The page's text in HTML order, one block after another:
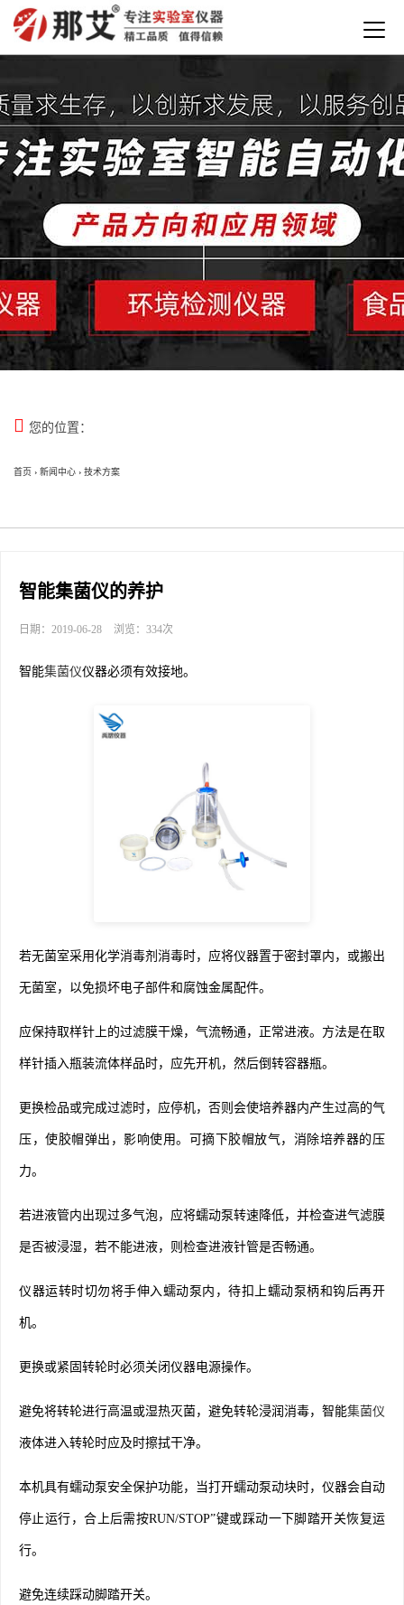
 您的位置：
首页 › 新闻中心 › 技术方案
智能集菌仪的养护
日期：2019-06-28 浏览：334次
智能集菌仪仪器必须有效接地。
若无菌室采用化学消毒剂消毒时，应将仪器置于密封罩内，或搬出
无菌室，以免损坏电子部件和腐蚀金属配件。
应保持取样针上的过滤膜干燥，气流畅通，正常进液。方法是在取
样针插入瓶装流体样品时，应先开机，然后倒转容器瓶。
更换检品或完成过滤时，应停机，否则会使培养器内产生过高的气
压，使胶帽弹出，影响使用。可摘下胶帽放气，消除培养器的压
力。
若进液管内出现过多气泡，应将蠕动泵转速降低，并检查进气滤膜
是否被浸湿，若不能进液，则检查进液针管是否畅通。
仪器运转时切勿将手伸入蠕动泵内，待扣上蠕动泵柄和钩后再开
机。
更换或紧固转轮时必须关闭仪器电源操作。
避免将转轮进行高温或湿热灭菌，避免转轮浸润消毒，智能集菌仪
液体进入转轮时应及时擦拭干净。
本机具有蠕动泵安全保护功能，当打开蠕动泵动块时，仪器会自动
停止运行，合上后需按RUN/STOP”键或踩动一下脚踏开关恢复运
行。
避免连续踩动脚踏开关。